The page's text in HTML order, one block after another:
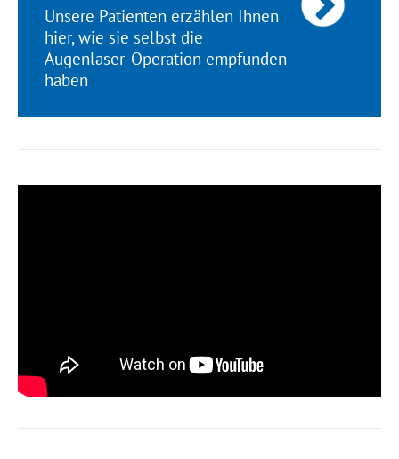
Unsere Patienten erzählen Ihnen
hier, wie sie selbst die
Augenlaser-Operation empfunden
haben